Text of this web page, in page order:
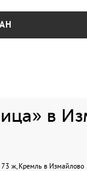
в
73 ж, Кремль в Измайлово